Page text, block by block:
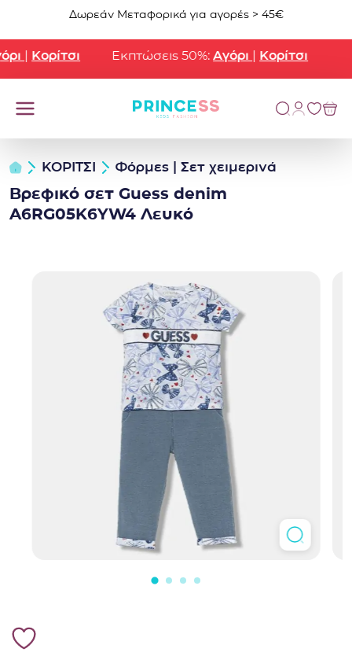
Μετάβαση στο περιεχόμενο
Δωρεάν Μεταφορικά για αγορές > 45€
|Κορίτσι Εκπτώσεις 50%:Αγόρι|Κορίτσι
ΚΟΡΙΤΣΙ Φόρμες | Σετ χειμερινά
Βρεφικό σετ Guess denim
A6RG05K6YW4 Λευκό